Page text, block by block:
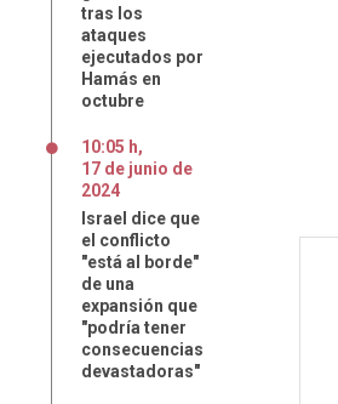
tras los
ataques
ejecutados por
Hamás en
octubre
10:05 h,
17 de junio de
2024
Israel dice que
el conflicto
"está al borde"
de una
expansión que
"podría tener
consecuencias
devastadoras"